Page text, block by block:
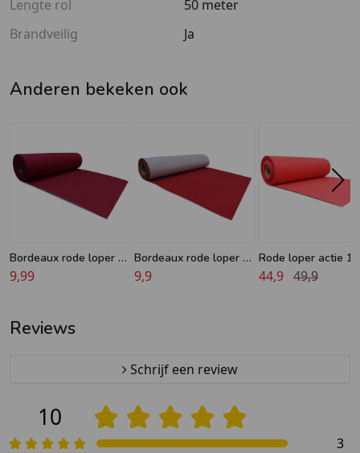
Lengte rol
50 meter
Brandveilig
Ja
Anderen bekeken ook
Bordeaux rode loper 2
meter breed
9,99
Bordeaux rode loper -
Luxe - 1 meter breed
9,9
Rode loper actie 10
meter
44,9 49,9
Reviews
Schrijf een review
10
3